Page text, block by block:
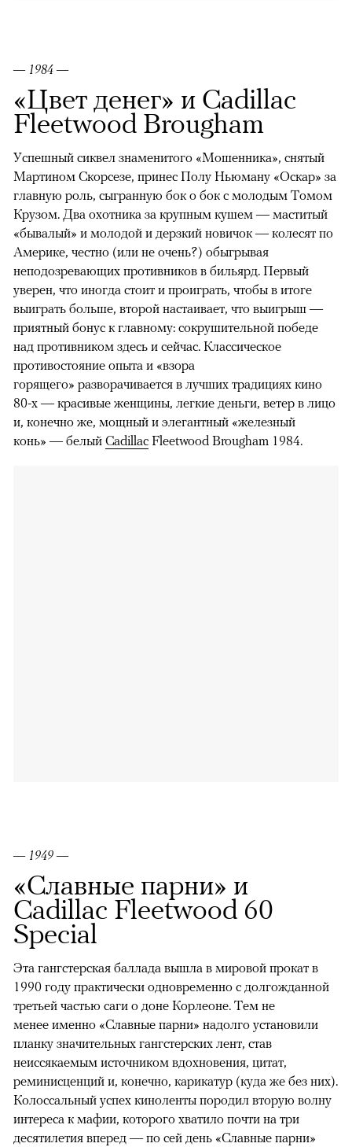
— 1984 —
«Цвет денег» и Cadillac
Fleetwood Brougham
Успешный сиквел знаменитого «Мошенника», снятый
Мартином Скорсезе, принес Полу Ньюману «Оскар» за
главную роль, сыгранную бок о бок с молодым Томом
Крузом. Два охотника за крупным кушем — маститый
«бывалый» и молодой и дерзкий новичок — колесят по
Америке, честно (или не очень?) обыгрывая
неподозревающих противников в бильярд. Первый
уверен, что иногда стоит и проиграть, чтобы в итоге
выиграть больше, второй настаивает, что выигрыш —
приятный бонус к главному: сокрушительной победе
над противником здесь и сейчас. Классическое
противостояние опыта и «взора
горящего» разворачивается в лучших традициях кино
80-х — красивые женщины, легкие деньги, ветер в лицо
и, конечно же, мощный и элегантный «железный
конь» — белый Cadillac Fleetwood Brougham 1984.
— 1949 —
«Славные парни» и
Cadillac Fleetwood 60
Special
Эта гангстерская баллада вышла в мировой прокат в
1990 году практически одновременно с долгожданной
третьей частью саги о доне Корлеоне. Тем не
менее именно «Славные парни» надолго установили
планку значительных гангстерских лент, став
неиссякаемым источником вдохновения, цитат,
реминисценций и, конечно, карикатур (куда же без них).
Колоссальный успех киноленты породил вторую волну
интереса к мафии, которого хватило почти на три
десятилетия вперед — по сей день «Славные парни»